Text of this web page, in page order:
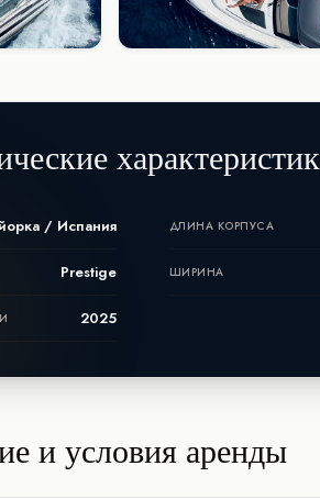
/ Испания
Prestige
2025
ДЛИНА КОРПУСА
ШИРИНА
и условия аренды